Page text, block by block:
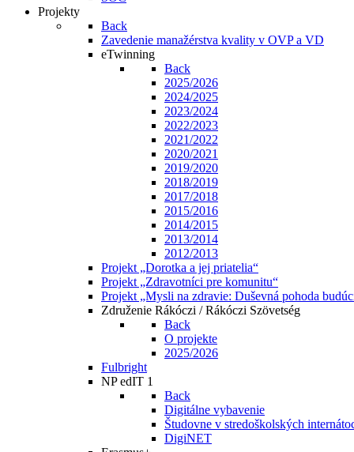
Projekty
Back
Zavedenie manažérstva kvality v OVP a VD
eTwinning
Back
2025/2026
2024/2025
2023/2024
2022/2023
2021/2022
2020/2021
2019/2020
2018/2019
2017/2018
2015/2016
2014/2015
2013/2014
2012/2013
Projekt „Dorotka a jej priatelia“
Projekt „Zdravotníci pre komunitu“
Projekt „Mysli na zdravie: Duševná pohoda
Združenie Rákóczi / Rákóczi Szövetség
Back
O projekte
2025/2026
Fulbright
NP edIT 1
Back
Digitálne vybavenie
Študovne v stredoškolských
DigiNET